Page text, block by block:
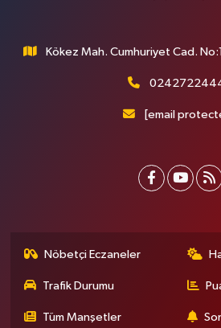
Kökez Mah. Cumhuriyet Cad.
[email
Nöbetçi Eczaneler
Trafik Durumu
Tüm Manşetler